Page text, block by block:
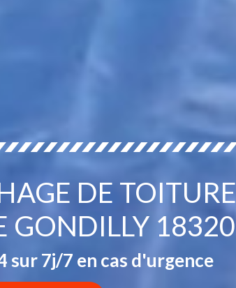
DE TOITURE
GONDILLY 18320
7j/7 en cas d'urgence